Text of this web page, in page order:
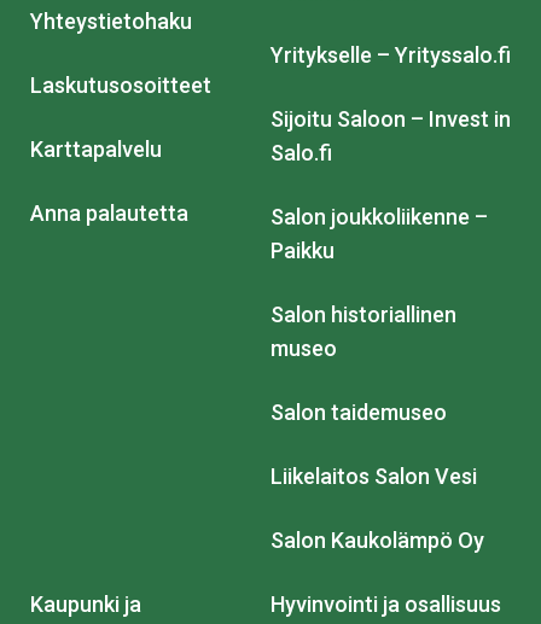
Yhteystietohaku
Laskutusosoitteet
Karttapalvelu
Anna palautetta
Yritykselle – Yrityssalo.fi
Sijoitu Saloon – Invest in
Salo.fi
Salon joukkoliikenne –
Paikku
Salon historiallinen
museo
Salon taidemuseo
Liikelaitos Salon Vesi
Salon Kaukolämpö Oy
Kaupunki ja
Hyvinvointi ja osallisuus